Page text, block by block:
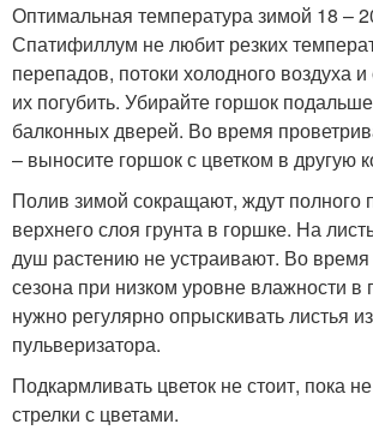
Оптимальная температура зимой 18 –
Спатифиллум не любит резких
перепадов, потоки холодного воздуха и
их погубить. Убирайте горшок
балконных дверей. Во время
– выносите горшок с цветком в другую
Полив зимой сокращают, ждут полного
верхнего слоя грунта в горшке. На
душ растению не устраивают. Во время
сезона при низком уровне влажности
нужно регулярно опрыскивать листья
пульверизатора.
Подкармливать цветок не стоит, пока
стрелки с цветами.